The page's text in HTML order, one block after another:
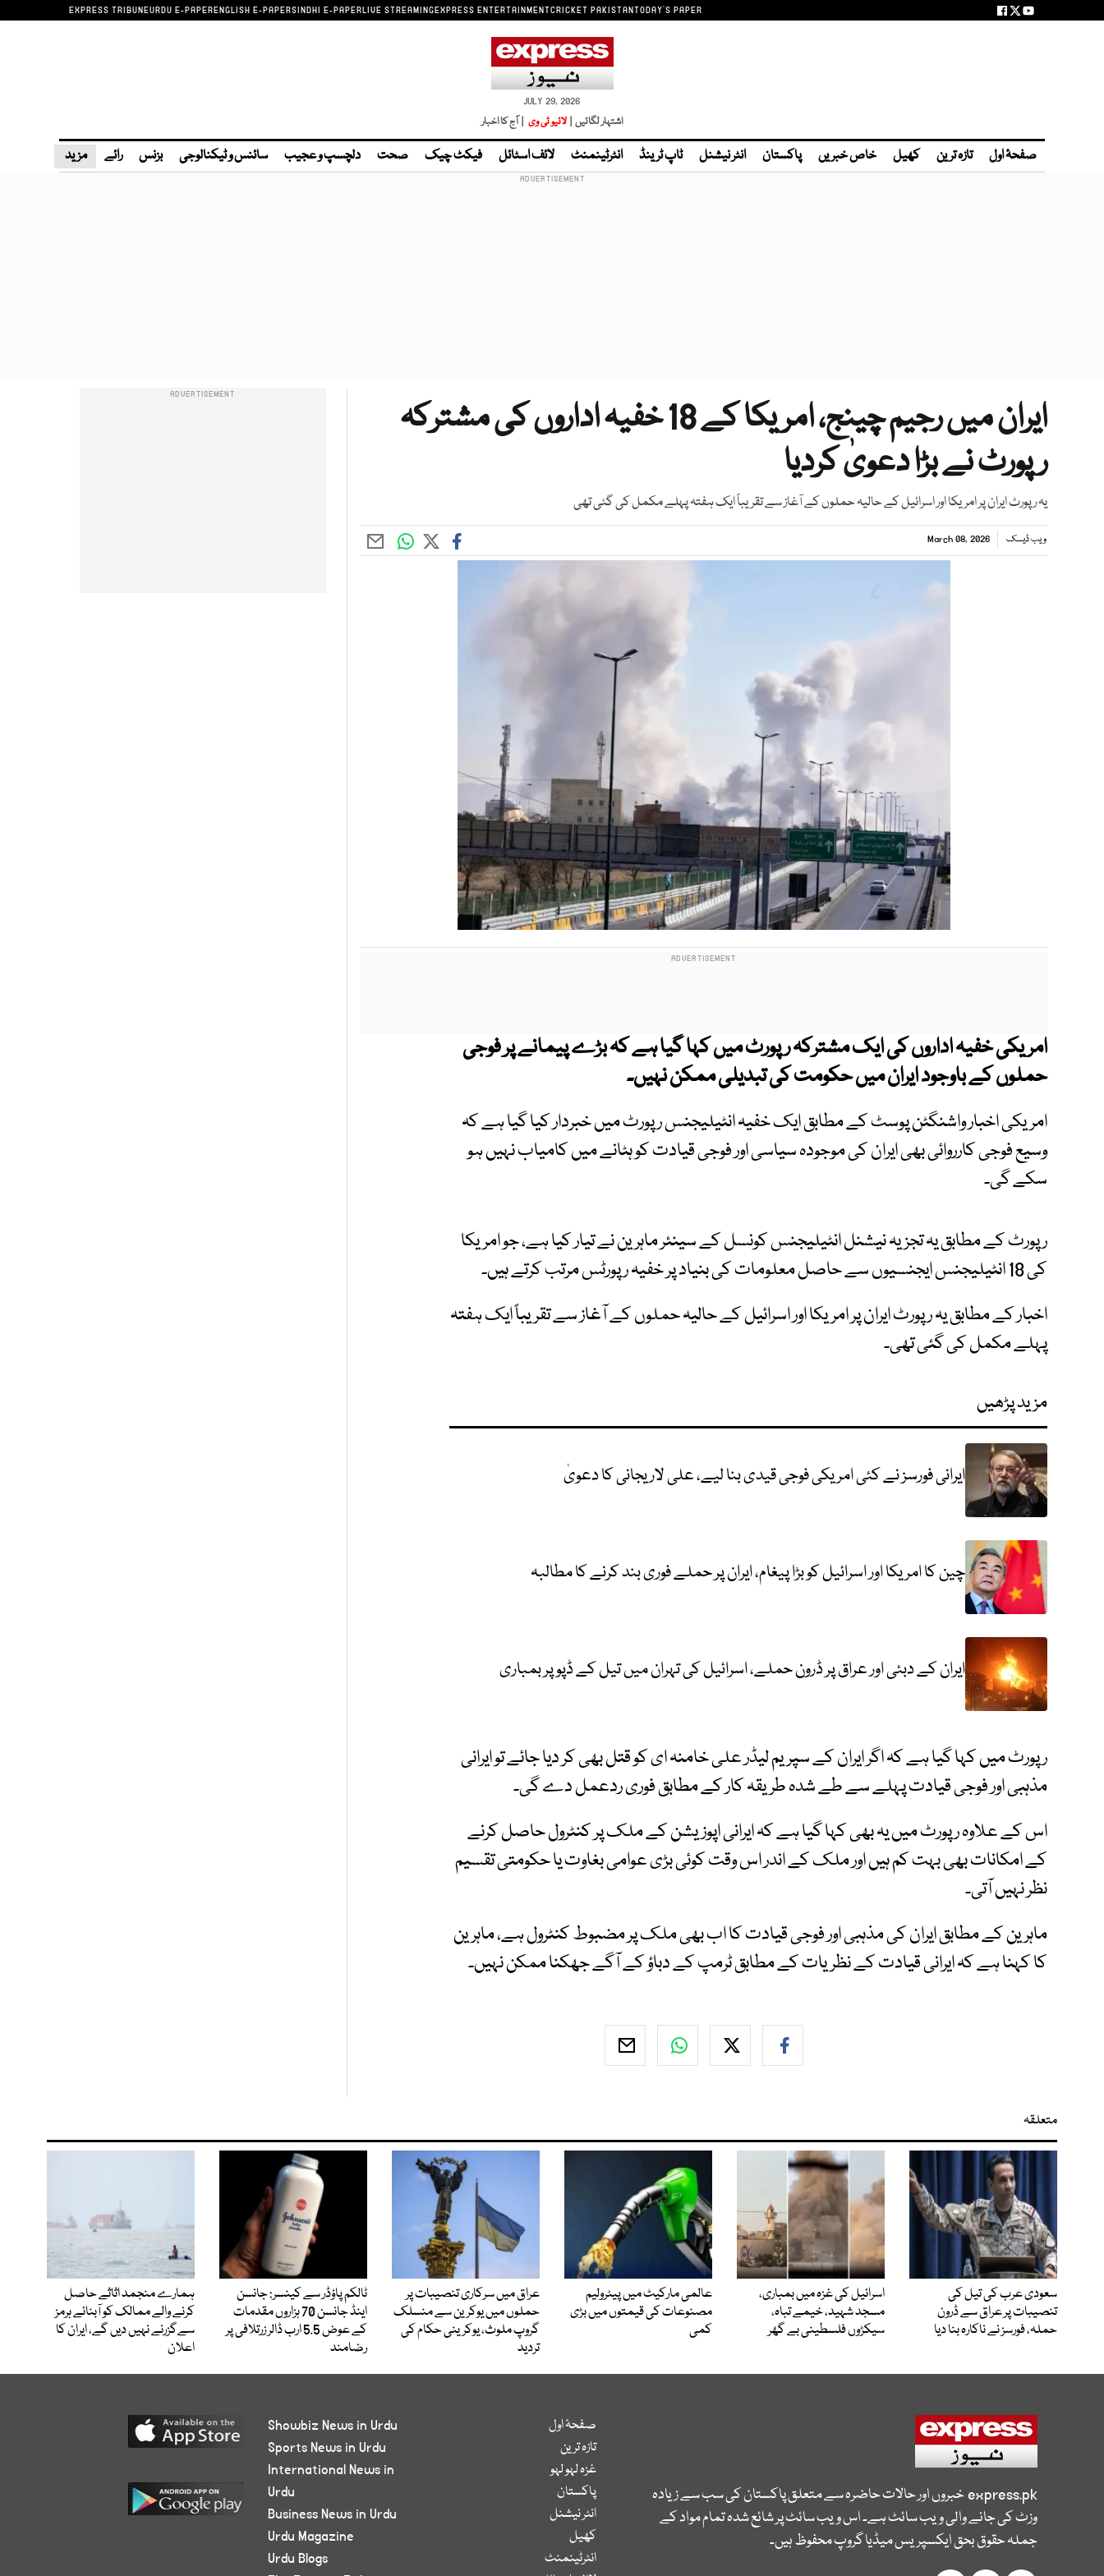
EXPRESS TRIBUNEURDU E-PAPERENGLISH E-PAPERSINDHI E-PAPERLIVE STREAMINGEXPRESS ENTERTAINMENTCRICKET PAKISTANTODAY'S PAPER
JULY 29, 2026
اشتہار لگائیں | لائیو ٹی وی | آج کا اخبار
صفحۂ اول تازہ ترین کھیل خاص خبریں پاکستان انٹر نیشنل ٹاپ ٹرینڈ انٹرٹینمنٹ لائف اسٹائل فیکٹ چیک صحت دلچسپ و عجیب سائنس و ٹیکنالوجی بزنس رائے مزید
ایران میں رجیم چینج، امریکا کے 18 خفیہ اداروں کی مشترکہ
رپورٹ نے بڑا دعویٰ کردیا
یہ رپورٹ ایران پر امریکا اور اسرائیل کے حالیہ حملوں کے آغاز سے تقریباً ایک ہفتہ پہلے مکمل کی گئی تھی
ویب ڈیسک March 08, 2026
امریکی خفیہ اداروں کی ایک مشترکہ رپورٹ میں کہا گیا ہے کہ بڑے پیمانے پر فوجی
حملوں کے باوجود ایران میں حکومت کی تبدیلی ممکن نہیں۔
امریکی اخبار واشنگٹن پوسٹ کے مطابق ایک خفیہ انٹیلیجنس رپورٹ میں خبردار کیا گیا ہے کہ
وسیع فوجی کارروائی بھی ایران کی موجودہ سیاسی اور فوجی قیادت کو ہٹانے میں کامیاب نہیں ہو
سکے گی۔
رپورٹ کے مطابق یہ تجزیہ نیشنل انٹیلیجنس کونسل کے سینئر ماہرین نے تیار کیا ہے، جو امریکا
کی 18 انٹیلیجنس ایجنسیوں سے حاصل معلومات کی بنیاد پر خفیہ رپورٹس مرتب کرتے ہیں۔
اخبار کے مطابق یہ رپورٹ ایران پر امریکا اور اسرائیل کے حالیہ حملوں کے آغاز سے تقریباً ایک ہفتہ
پہلے مکمل کی گئی تھی۔
مزید پڑھیں
ایرانی فورسز نے کئی امریکی فوجی قیدی بنا لیے، علی لاریجانی کا دعویٰ
چین کا امریکا اور اسرائیل کو بڑا پیغام، ایران پر حملے فوری بند کرنے کا مطالبہ
ایران کے دبئی اور عراق پر ڈرون حملے، اسرائیل کی تہران میں تیل کے ڈپو پر بمباری
رپورٹ میں کہا گیا ہے کہ اگر ایران کے سپریم لیڈر علی خامنہ ای کو قتل بھی کر دیا جائے تو ایرانی
مذہبی اور فوجی قیادت پہلے سے طے شدہ طریقہ کار کے مطابق فوری ردعمل دے گی۔
اس کے علاوہ رپورٹ میں یہ بھی کہا گیا ہے کہ ایرانی اپوزیشن کے ملک پر کنٹرول حاصل کرنے
کے امکانات بھی بہت کم ہیں اور ملک کے اندر اس وقت کوئی بڑی عوامی بغاوت یا حکومتی تقسیم
نظر نہیں آتی۔
ماہرین کے مطابق ایران کی مذہبی اور فوجی قیادت کا اب بھی ملک پر مضبوط کنٹرول ہے، ماہرین
کا کہنا ہے کہ ایرانی قیادت کے نظریات کے مطابق ٹرمپ کے دباؤ کے آگے جھکنا ممکن نہیں۔
متعلقہ
سعودی عرب کی تیل کی
تنصیبات پر عراق سے ڈرون
حملہ، فورسز نے ناکارہ بنا دیا
اسرائیل کی غزہ میں بمباری،
مسجد شہید، خیمے تباہ،
سیکڑوں فلسطینی بے گھر
عالمی مارکیٹ میں پیٹرولیم
مصنوعات کی قیمتوں میں بڑی
کمی
عراق میں سرکاری تنصیبات پر
حملوں میں یوکرین سے منسلک
گروپ ملوث، یوکرینی حکام کی
تردید
ٹالکم پاؤڈر سے کینسر: جانسن
اینڈ جانسن 70 ہزاروں مقدمات
کے عوض 5.5 ارب ڈالر زرتلافی پر
رضامند
ہمارے منجمد اثاثے حاصل
کرنے والے ممالک کو آبنائے ہرمز
سےگزرنے نہیں دیں گے، ایران کا
اعلان
express.pkخبروں اور حالات حاضرہ سے متعلق پاکستان کی سب سے زیادہ
وزٹ کی جانے والی ویب سائٹ ہے۔ اس ویب سائٹ پر شائع شدہ تمام مواد کے
جملہ حقوق بحق ایکسپریس میڈیا گروپ محفوظ ہیں۔
صفحۂ اول
تازہ ترین
غزہ لہو لہو
پاکستان
انٹر نیشنل
کھیل
انٹرٹینمنٹ
Showbiz News in Urdu
Sports News in Urdu
International News in
Urdu
Business News in Urdu
Urdu Magazine
Urdu Blogs